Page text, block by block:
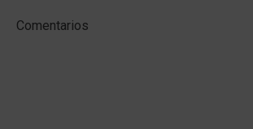
Comentarios